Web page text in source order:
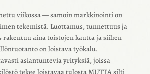
viikossa — samoin mark­ki­nointi on
teke­mistä. Luot­ta­mus, tunnet­tuus ja
raken­tuu aina tois­to­jen kautta ja siihen
on lois­tava työkalu.
asian­tun­te­via yrityk­siä, joissa
tekee lois­ta­vaa tulosta MUTTA silti